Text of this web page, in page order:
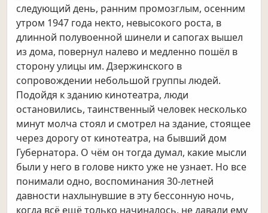
следующий день, ранним промозглым, осенним
утром 1947 года некто, невысокого роста, в
длинной полувоенной шинели и сапогах вышел
из дома, повернул налево и медленно пошёл в
сторону улицы им. Дзержинского в
сопровождении небольшой группы людей.
Подойдя к зданию кинотеатра, люди
остановились, таинственный человек несколько
минут молча стоял и смотрел на здание, стоящее
через дорогу от кинотеатра, на бывший дом
Губернатора. О чём он тогда думал, какие мысли
были у него в голове никто уже не узнает. Но все
понимали одно, воспоминания 30-летней
давности нахлынувшие в эту бессонную ночь,
когда всё ещё только начиналось, не давали ему